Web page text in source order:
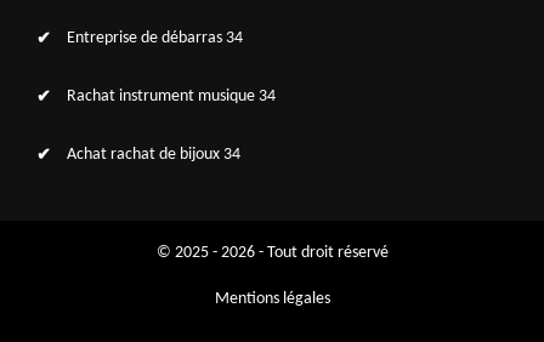
Entreprise de débarras 34
Rachat instrument musique 34
Achat rachat de bijoux 34
© 2025 - 2026 - Tout droit réservé
Mentions légales